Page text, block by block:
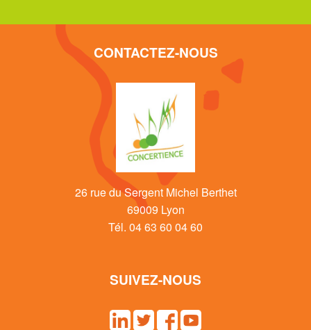
CONTACTEZ-NOUS
26 rue du Sergent Michel Berthet
69009 Lyon
Tél. 04 63 60 04 60
SUIVEZ-NOUS